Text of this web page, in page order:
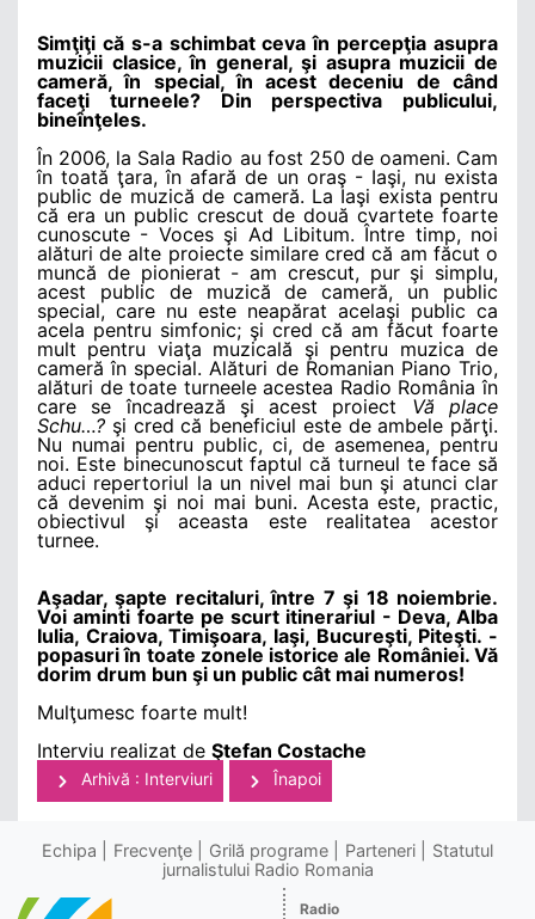
Simţiţi că s-a schimbat ceva în percepţia asupra
muzicii clasice, în general, şi asupra muzicii de
cameră, în special, în acest deceniu de când
faceţi turneele? Din perspectiva publicului,
bineînţeles.
În 2006, la Sala Radio au fost 250 de oameni. Cam
în toată ţara, în afară de un oraş - Iaşi, nu exista
public de muzică de cameră. La Iaşi exista pentru
că era un public crescut de două cvartete foarte
cunoscute - Voces şi Ad Libitum. Între timp, noi
alături de alte proiecte similare cred că am făcut o
muncă de pionierat - am crescut, pur şi simplu,
acest public de muzică de cameră, un public
special, care nu este neapărat acelaşi public ca
acela pentru simfonic; şi cred că am făcut foarte
mult pentru viaţa muzicală şi pentru muzica de
cameră în special. Alături de Romanian Piano Trio,
alături de toate turneele acestea Radio România în
care se încadrează şi acest proiect Vă place
Schu…? şi cred că beneficiul este de ambele părţi.
Nu numai pentru public, ci, de asemenea, pentru
noi. Este binecunoscut faptul că turneul te face să
aduci repertoriul la un nivel mai bun şi atunci clar
că devenim şi noi mai buni. Acesta este, practic,
obiectivul şi aceasta este realitatea acestor
turnee.
Aşadar, şapte recitaluri, între 7 şi 18 noiembrie.
Voi aminti foarte pe scurt itinerariul - Deva, Alba
Iulia, Craiova, Timişoara, Iaşi, Bucureşti, Piteşti. -
popasuri în toate zonele istorice ale României. Vă
dorim drum bun şi un public cât mai numeros!
Mulţumesc foarte mult!
Interviu realizat de Ştefan Costache
Arhivă : Interviuri Înapoi
Echipa Frecvenţe Grilă programe Parteneri
Statutul
jurnalistului Radio Romania
Radio